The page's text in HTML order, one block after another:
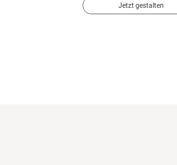
Jetzt gestalten